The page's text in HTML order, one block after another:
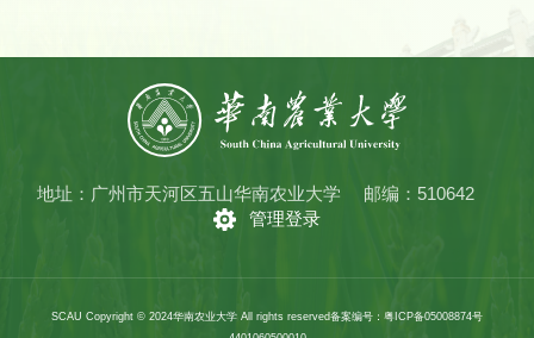
地址：广州市天河区五山华南农业大学
邮编：510642
管理登录
SCAU Copyright © 2024华南农业大学 All rights reserved备案编号：粤ICP备05008874号